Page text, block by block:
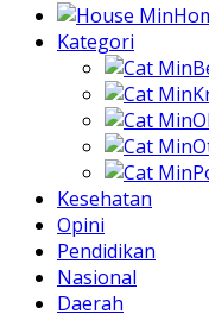
Kategori
Kesehatan
Opini
Pendidikan
Nasional
Daerah